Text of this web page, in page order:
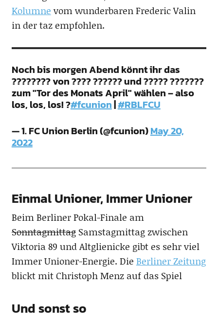
Kolumne vom wunderbaren Frederic Valin
in der taz empfohlen.
Noch bis morgen Abend könnt ihr das
???????? von ???? ?????? und ????? ???????
zum "Tor des Monats April" wählen – also
los, los, los! ?#fcunion|#RBLFCU
— 1. FC Union Berlin (@fcunion)May 20,
2022
Einmal Unioner, Immer Unioner
Beim Berliner Pokal-Finale am
SonntagmittagSamstagmittag zwischen
Viktoria 89 und Altglienicke gibt es sehr viel
Immer Unioner-Energie. Die Berliner Zeitung
blickt mit Christoph Menz auf das Spiel
Und sonst so